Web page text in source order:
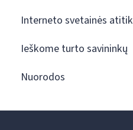
Interneto svetainės
Ieškome turto savininkų
Nuorodos